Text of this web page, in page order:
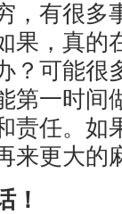
，有很多
果，真的
？可能很
第一时间
责任。如
来更大的
！